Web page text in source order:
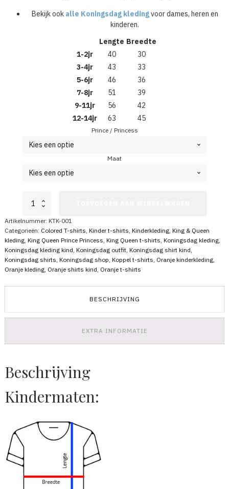
Bekijk ook alle Koningsdag kledingvoor dames, heren en
kinderen.
Lengte Breedte
1-2jr
40
30
3-4jr
43
33
5-6jr
46
36
7-8jr
51
39
9-11jr
56
42
12-14jr
63 45
Prince / Princess
Maat
Koningsdag
shirt
Kids
Prince
01
Princess
01
aantal
Artikelnummer: KTK-001
Categorieën: Colored T-shirts, Kinder t-shirts, Kinderkleding, King & Queen
kleding, King Queen Prince Princess, King Queen t-shirts, Koningsdag kleding,
Koningsdag kleding kind, Koningsdag outfit, Koningsdag shirt kind,
Koningsdag shirts, Koningsdag shop, Koppel t-shirts, Oranje kinderkleding,
Oranje kleding, Oranje shirts kind, Oranje t-shirts
BESCHRIJVING
EXTRA INFORMATIE
Beschrijving
Kindermaten: